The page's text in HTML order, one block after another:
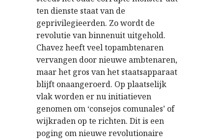
ten dienste staat van de
geprivilegieerden. Zo wordt de
revolutie van binnenuit uitgehold.
Chavez heeft veel topambtenaren
vervangen door nieuwe ambtenaren,
maar het gros van het staatsapparaat
blijft onaangeroerd. Op plaatselijk
vlak worden er nu initiatieven
genomen om ‘consejos comunales’ of
wijkraden op te richten. Dit is een
poging om nieuwe revolutionaire